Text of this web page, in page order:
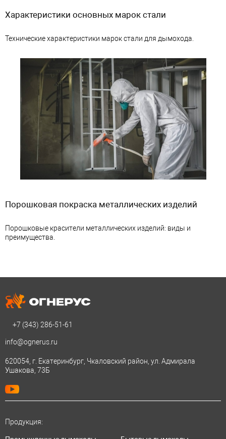
Характеристики основных марок стали
Технические характеристики марок стали для дымохода.
Порошковая покраска металлических изделий
Порошковые красители металлических изделий: виды и
преимущества.
+7 (343) 286-51-61
info@ognerus.ru
620054, г. Екатеринбург, Чкаловский район, ул. Адмирала
Ушакова, 73Б
Продукция: